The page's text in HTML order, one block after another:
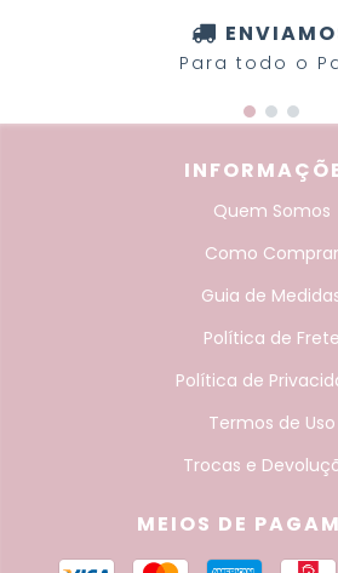
Para todo o
Quem Somos
Como Comprar
Guia de
Política de Frete
Política de
Termos de Uso
Trocas e
MEIOS DE